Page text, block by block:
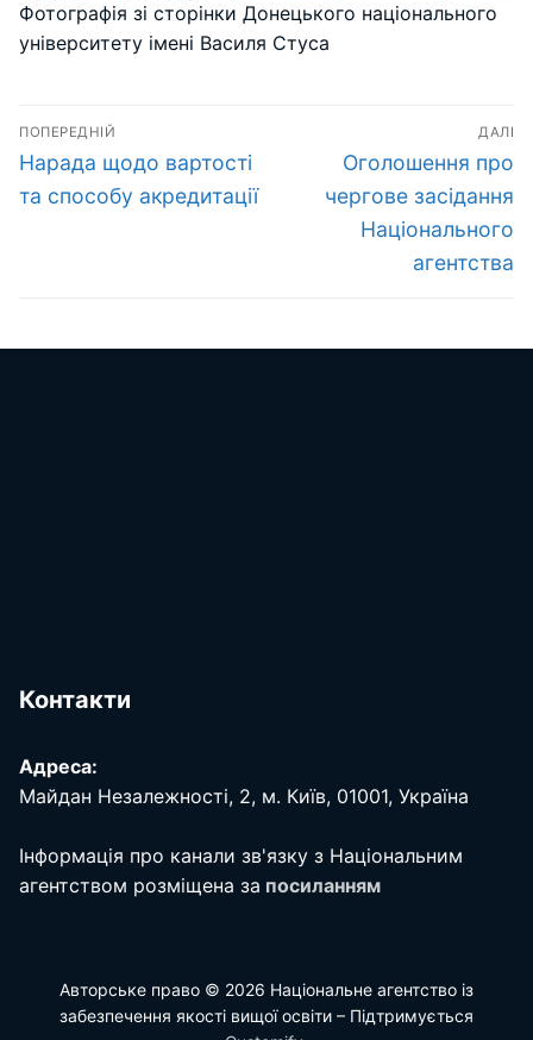
Фотографія зі сторінки Донецького національного
університету імені Василя Стуса
Навігація
записів
ПОПЕРЕДНІЙ
Попередній
запис:
Нарада щодо вартості
та способу акредитації
ДАЛІ
Наступний
запис:
Оголошення про
чергове засідання
Національного
агентства
Контакти
Адреса:
Майдан Незалежності, 2, м. Київ, 01001, Україна
Інформація про канали зв'язку з Національним
агентством розміщена за посиланням
Авторське право © 2026 Національне агентство із
забезпечення якості вищої освіти – Підтримується